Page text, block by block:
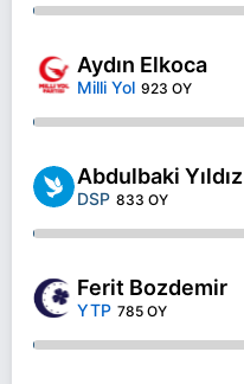
Aydın Elkoca
Milli Yol 923 OY
Abdulbaki Yıldız
DSP 833 OY
Ferit Bozdemir
YTP 785 OY